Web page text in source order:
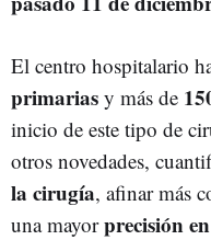
El centro hospitalario
primarias y más de
inicio de este tipo de
otros novedades,
la cirugía, afinar más
una mayorprecisión